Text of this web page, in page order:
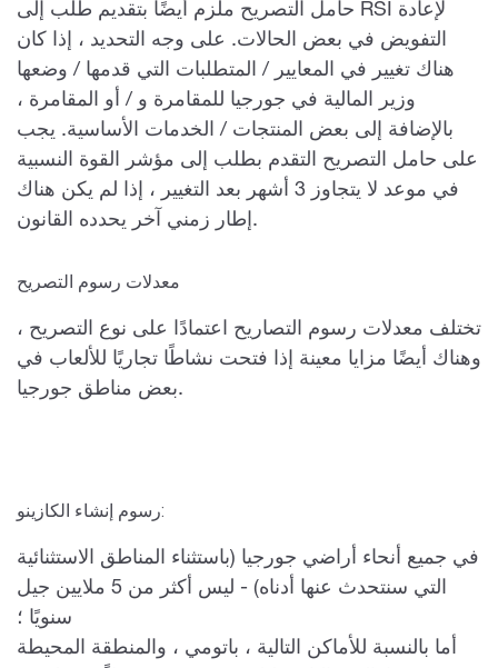
حامل التصريح ملزم أيضًا بتقديم طلب إلى RSI لإعادة
التفويض في بعض الحالات. على وجه التحديد ، إذا كان
هناك تغيير في المعايير / المتطلبات التي قدمها / وضعها
وزير المالية في جورجيا للمقامرة و / أو المقامرة ،
بالإضافة إلى بعض المنتجات / الخدمات الأساسية. يجب
على حامل التصريح التقدم بطلب إلى مؤشر القوة النسبية
في موعد لا يتجاوز 3 أشهر بعد التغيير ، إذا لم يكن هناك
إطار زمني آخر يحدده القانون.
معدلات رسوم التصريح
تختلف معدلات رسوم التصاريح اعتمادًا على نوع التصريح ،
وهناك أيضًا مزايا معينة إذا فتحت نشاطًا تجاريًا للألعاب في
بعض مناطق جورجيا.
رسوم إنشاء الكازينو:
في جميع أنحاء أراضي جورجيا (باستثناء المناطق الاستثنائية
التي سنتحدث عنها أدناه) - ليس أكثر من 5 ملايين جيل
سنويًا ؛
أما بالنسبة للأماكن التالية ، باتومي ، والمنطقة المحيطة